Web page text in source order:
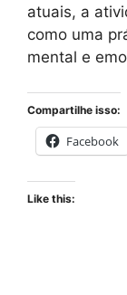
atuais, a
como uma
mental e
Compartilhe isso:
Facebook
Like this: